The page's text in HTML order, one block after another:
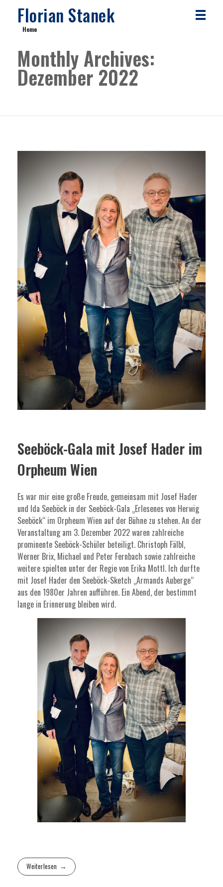
Florian Stanek
Home
Monthly Archives:
Dezember 2022
Seeböck-Gala mit Josef Hader im
Orpheum Wien
Es war mir eine große Freude, gemeinsam mit Josef Hader
und Ida Seeböck in der Seeböck-Gala „Erlesenes von Herwig
Seeböck“ im Orpheum Wien auf der Bühne zu stehen. An der
Veranstaltung am 3. Dezember 2022 waren zahlreiche
prominente Seeböck-Schüler beteiligt. Christoph Fälbl,
Werner Brix, Michael und Peter Fernbach sowie zahlreiche
weitere spielten unter der Regie von Erika Mottl. Ich durfte
mit Josef Hader den Seeböck-Sketch „Armands Auberge“
aus den 1980er Jahren aufführen. Ein Abend, der bestimmt
lange in Erinnerung bleiben wird.
Weiterlesen